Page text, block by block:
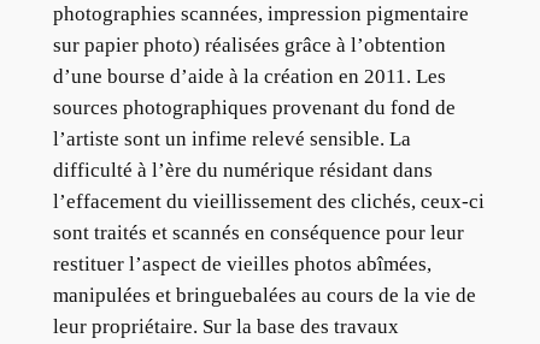
photographies scannées, impression pigmentaire
sur papier photo) réalisées grâce à l’obtention
d’une bourse d’aide à la création en 2011. Les
sources photographiques provenant du fond de
l’artiste sont un infime relevé sensible. La
difficulté à l’ère du numérique résidant dans
l’effacement du vieillissement des clichés, ceux-ci
sont traités et scannés en conséquence pour leur
restituer l’aspect de vieilles photos abîmées,
manipulées et bringuebalées au cours de la vie de
leur propriétaire. Sur la base des travaux